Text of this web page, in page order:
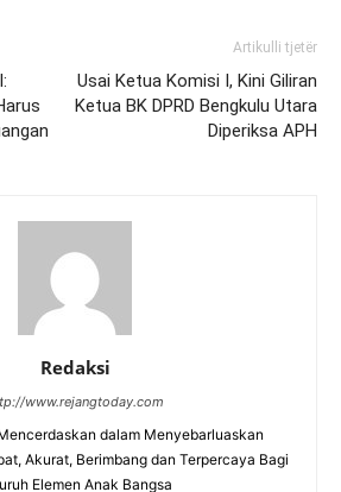
Artikulli tjetër
Usai Ketua Komisi I, Kini Giliran
Ketua BK DPRD Bengkulu Utara
Diperiksa APH
Redaksi
www.rejangtoday.com
dalam Menyebarluaskan
Akurat, Berimbang dan Terpercaya Bagi
Elemen Anak Bangsa